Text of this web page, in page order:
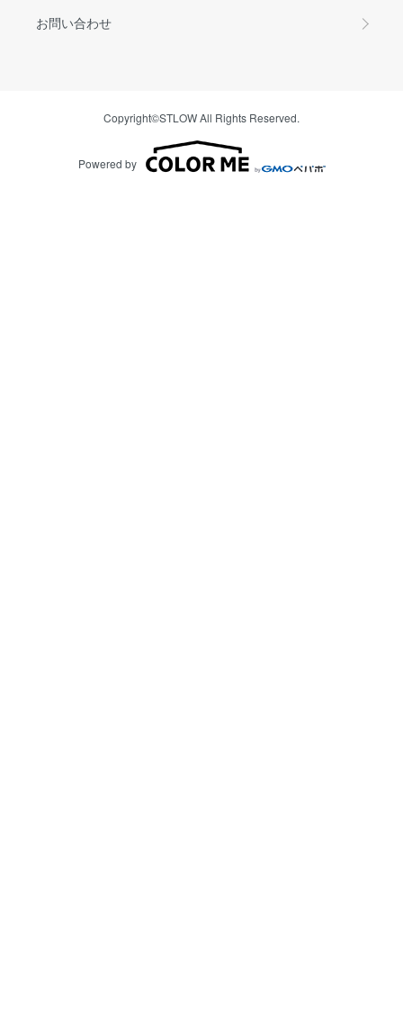
お問い合わせ
Copyright©STLOW All Rights Reserved.
Powered by